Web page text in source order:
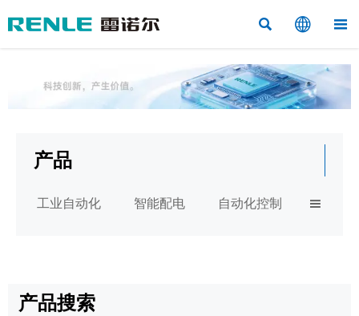
  
产品
工业自动化 智能配电 自动化控制 
产品搜索